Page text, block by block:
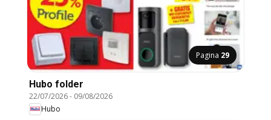
Pagina 29
Hubo folder
22/07/2026- 09/08/2026
Hubo